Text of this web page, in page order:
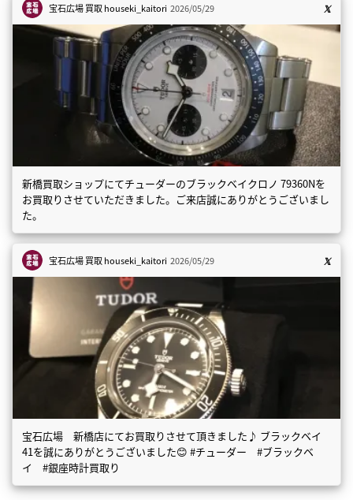
宝石広場 買取houseki_kaitori 2026/05/29
新橋買取ショップにてチューダーのブラックベイクロノ 79360Nを
お買取りさせていただきました。ご来店誠にありがとうございまし
た。
宝石広場 買取houseki_kaitori 2026/05/29
宝石広場 新橋店にてお買取りさせて頂きました♪ ブラックベイ
41を誠にありがとうございました😊 #チューダー #ブラックベ
イ #銀座時計買取り